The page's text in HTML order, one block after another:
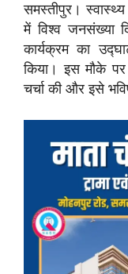
समस्तीपुर।
में विश्व जनसंख्या
कार्यक्रम का
किया। इस मौके
चर्चा की और इसे